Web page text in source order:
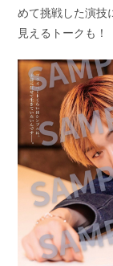
めて挑戦した演技
見えるトークも！